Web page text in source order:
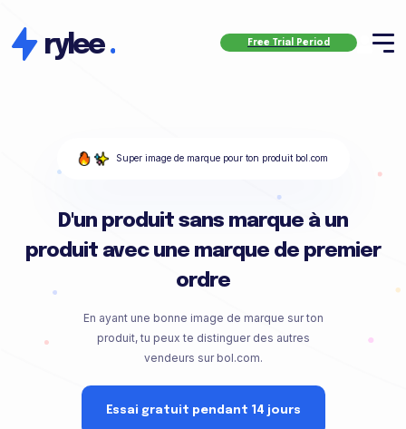
rylee. Free Trial Period
Super image de marque pour ton produit bol.com
D'un produit sans marque à un
produit avec une marque de premier
ordre
En ayant une bonne image de marque sur ton
produit, tu peux te distinguer des autres
vendeurs sur bol.com.
Essai gratuit pendant 14 jours